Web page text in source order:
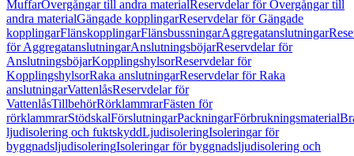
MuffarÖvergångar till andra materialReservdelar för Övergångar till
andra materialGängade kopplingarReservdelar för Gängade
kopplingarFlänskopplingarFlänsbussningarAggregatanslutningar
för AggregatanslutningarAnslutningsböjarReservdelar för
AnslutningsböjarKopplingshylsorReservdelar för
KopplingshylsorRaka anslutningarReservdelar för Raka
anslutningarVattenlåsReservdelar för
VattenlåsTillbehörRörklammrarFästen för
rörklammrarStödskalFörslutningarPackningarFörbrukningsmaterial
ljudisolering och fuktskyddLjudisoleringIsoleringar för
byggnadsljudisoleringIsoleringar för byggnadsljudisolering och